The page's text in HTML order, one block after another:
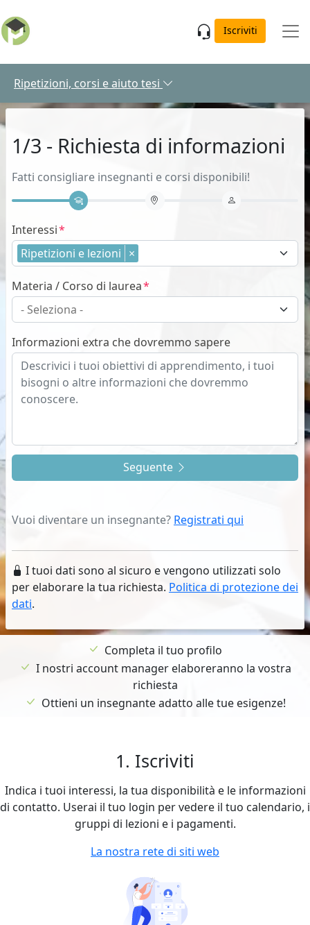
Iscriviti
Ripetizioni, corsi e aiuto tesi
1/3 - Richiesta di informazioni
Fatti consigliare insegnanti e corsi disponibili!
Interessi
Ripetizioni e lezioni ×
Materia / Corso di laurea
Informazioni extra che dovremmo sapere
Seguente
Vuoi diventare un insegnante? Registrati qui
I tuoi dati sono al sicuro e vengono utilizzati solo
per elaborare la tua richiesta. Politica di protezione dei
dati.
Completa il tuo profilo
I nostri account manager elaboreranno la vostra
richiesta
Ottieni un insegnante adatto alle tue esigenze!
1. Iscriviti
Indica i tuoi interessi, la tua disponibilità e le informazioni
di contatto. Userai il tuo login per vedere il tuo calendario, i
gruppi di lezioni e i pagamenti.
La nostra rete di siti web